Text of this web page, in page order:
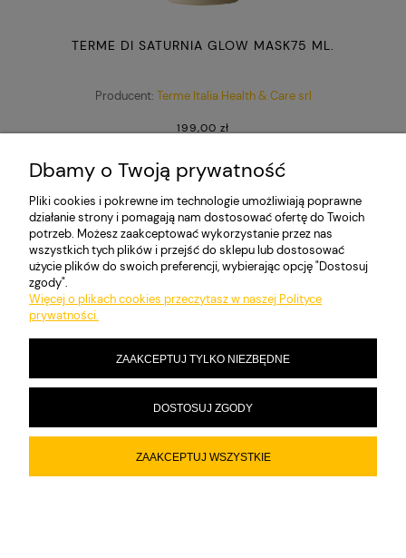
TERME DI SATURNIA GLOW MASK75 ML.
Producent: Terme Italia Health & Care srl
199,00 zł
INFORMACJE
O NAS
Dbamy o Twoją prywatność
Pliki cookies i pokrewne im technologie umożliwiają poprawne
działanie strony i pomagają nam dostosować ofertę do Twoich
potrzeb. Możesz zaakceptować wykorzystanie przez nas
wszystkich tych plików i przejść do sklepu lub dostosować
użycie plików do swoich preferencji, wybierając opcję "Dostosuj
zgody".
Więcej o plikach cookies przeczytasz w naszej Polityce
prywatności.
ZAAKCEPTUJ TYLKO NIEZBĘDNE
DOSTOSUJ ZGODY
ZAAKCEPTUJ WSZYSTKIE